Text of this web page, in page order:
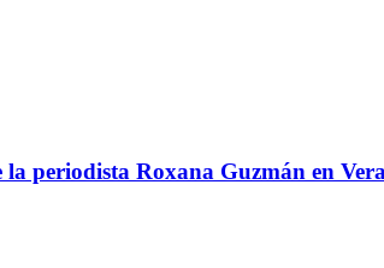
periodista Roxana Guzmán en